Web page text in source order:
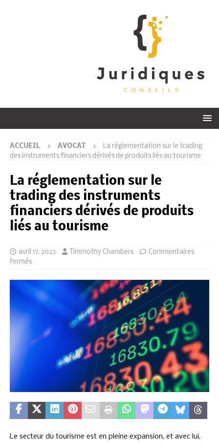
ACCUEIL AVOCAT
La réglementation sur le trading
des instruments financiers dérivés de produits liés au tourisme
La réglementation sur le
trading des instruments
financiers dérivés de produits
liés au tourisme
avril 17, 2023 Timmothy Chambers
Commentaires
fermés
Le secteur du tourisme est en pleine expansion, et avec lui,